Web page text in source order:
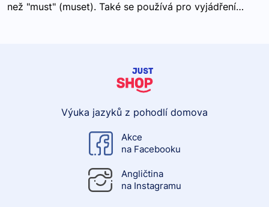
než "must" (muset). Také se používá pro vyjádření…
Výuka jazyků z pohodlí domova
Akce
na Facebooku
Angličtina
na Instagramu